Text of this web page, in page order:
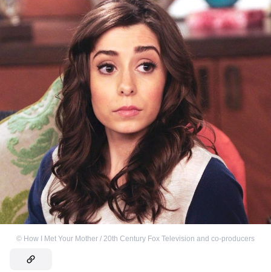
© How I Met Your Mother / 20th Century Fox Television and co-producers